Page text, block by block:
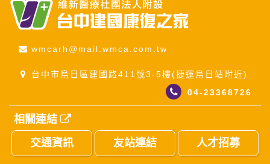
wmcarh@mail.wmca.com.tw
台中市烏日區建國路411號3-5樓(捷運烏日站附近)
04-23368726
相關連結
交通資訊
友站連結 人才招募